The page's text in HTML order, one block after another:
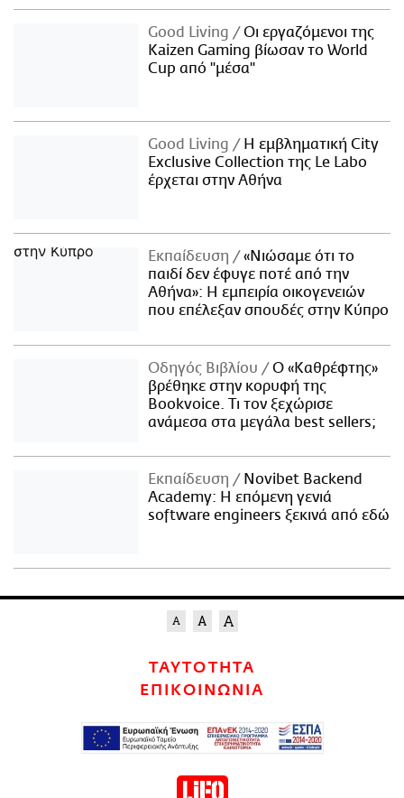
Good Living
Οι εργαζόμενοι της
Kaizen Gaming βίωσαν το World
Cup από "μέσα"
Good Living
Η εμβληματική City
Exclusive Collection της Le Labo
έρχεται στην Αθήνα
Εκπαίδευση
«Νιώσαμε ότι το
παιδί δεν έφυγε ποτέ από την
Αθήνα»: Η εμπειρία οικογενειών
που επέλεξαν σπουδές στην Κύπρο
Οδηγός Βιβλίου
Ο «Καθρέφτης»
βρέθηκε στην κορυφή της
Bookvoice. Τι τον ξεχώρισε
ανάμεσα στα μεγάλα best sellers;
Εκπαίδευση
Novibet Backend
Academy: Η επόμενη γενιά
software engineers ξεκινά από εδώ
ΤΑΥΤΟΤΗΤΑ
ΕΠΙΚΟΙΝΩΝΙΑ